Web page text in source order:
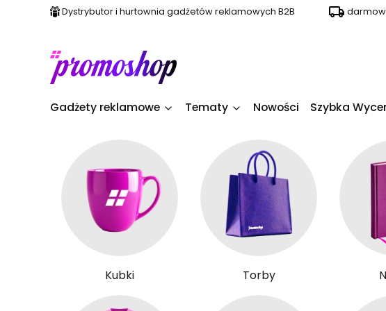
Dystrybutor i hurtownia gadżetów reklamowych B2B
Gadżety reklamowe Tematy Nowości Szybka
Kubki Torby